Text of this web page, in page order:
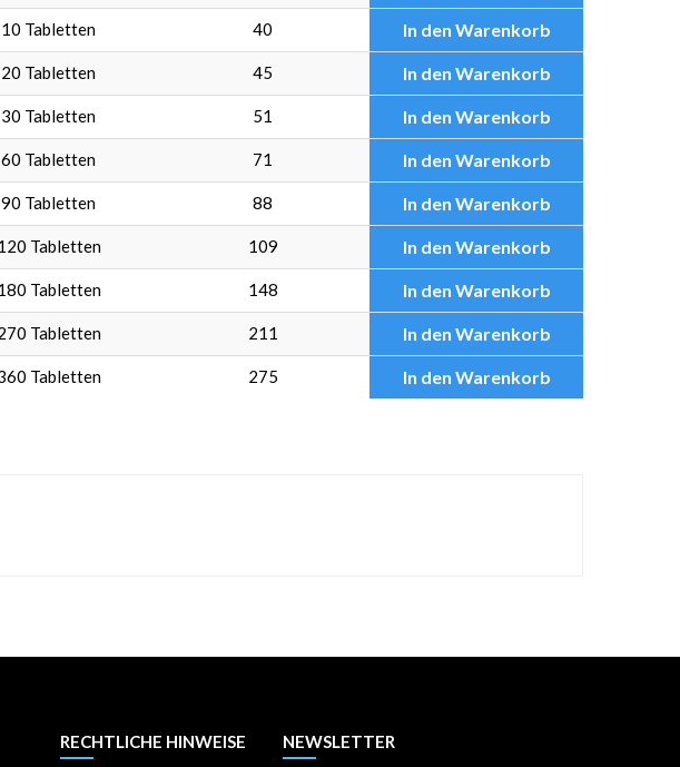
10 Tabletten 40 In den Warenkorb
20 Tabletten 45 In den Warenkorb
30 Tabletten 51 In den Warenkorb
60 Tabletten 71 In den Warenkorb
90 Tabletten 88 In den Warenkorb
Tabletten 109 In den Warenkorb
Tabletten 148 In den Warenkorb
Tabletten 211 In den Warenkorb
Tabletten 275 In den Warenkorb
RECHTLICHE HINWEISE NEWSLETTER